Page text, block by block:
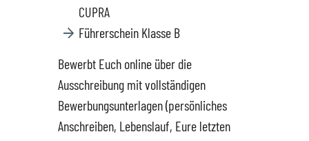
CUPRA
Führerschein Klasse B
Bewerbt Euch online über die
Ausschreibung mit vollständigen
Bewerbungsunterlagen (persönliches
Anschreiben, Lebenslauf, Eure letzten